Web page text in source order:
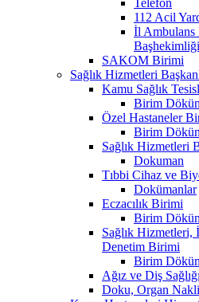
112 Acil
İl Ambulans
Başhekimliği
SAKOM Birimi
Sağlık Hizmetleri
Kamu Sağlık
Birim
Özel Hastaneler
Birim
Sağlık Hizmetleri
Dokuman
Tıbbi Cihaz ve
Dokümanlar
Eczacılık Birimi
Birim
Sağlık Hizmetleri,
Denetim Birimi
Birim
Ağız ve Diş
Doku, Organ